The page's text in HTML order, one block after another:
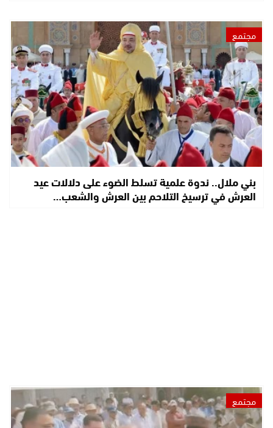
مجتمع
بني ملال.. ندوة علمية تسلط الضوء على دلالات عيد
العرش في ترسيخ التلاحم بين العرش والشعب…
مجتمع